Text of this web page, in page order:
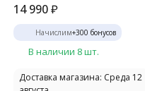
14 990₽
Начислим+300 бонусов
В наличии 8 шт.
Доставка магазина: Среда 12